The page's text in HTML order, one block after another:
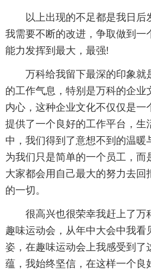
以上出现的不足都是我日后
我需要不断的改进，争取做到一
能力发挥到最大，最强!
万科给我留下最深的印象就
的工作气息，特别是万科的企业
内心，这种企业文化不仅仅是一
提供了一个良好的工作平台，生
中，我们得到了意想不到的温暖
为我们只是简单的一个员工，而
大家都会用自己最大的努力去回
的一切。
很高兴也很荣幸我赶上了万
趣味运动会，从年中大会中我看
姿，在趣味运动会上我感受到了
蕴，我始终坚信，在这样一个良